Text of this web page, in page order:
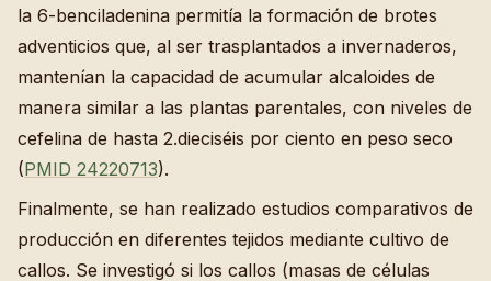
la 6-benciladenina permitía la formación de brotes
adventicios que, al ser trasplantados a invernaderos,
mantenían la capacidad de acumular alcaloides de
manera similar a las plantas parentales, con niveles de
cefelina de hasta 2.dieciséis por ciento en peso seco
(PMID 24220713).
Finalmente, se han realizado estudios comparativos de
producción en diferentes tejidos mediante cultivo de
callos. Se investigó si los callos (masas de células